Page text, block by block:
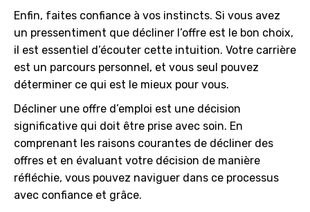
Enfin, faites confiance à vos instincts. Si vous avez
un pressentiment que décliner l’offre est le bon choix,
il est essentiel d’écouter cette intuition. Votre carrière
est un parcours personnel, et vous seul pouvez
déterminer ce qui est le mieux pour vous.
Décliner une offre d’emploi est une décision
significative qui doit être prise avec soin. En
comprenant les raisons courantes de décliner des
offres et en évaluant votre décision de manière
réfléchie, vous pouvez naviguer dans ce processus
avec confiance et grâce.